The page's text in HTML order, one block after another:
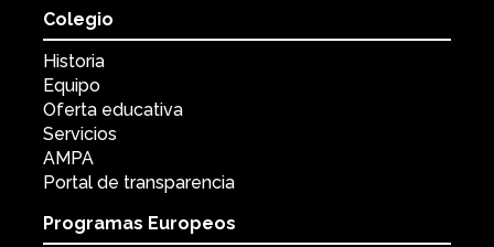
Colegio
Historia
Equipo
Oferta educativa
Servicios
AMPA
Portal de transparencia
Programas Europeos